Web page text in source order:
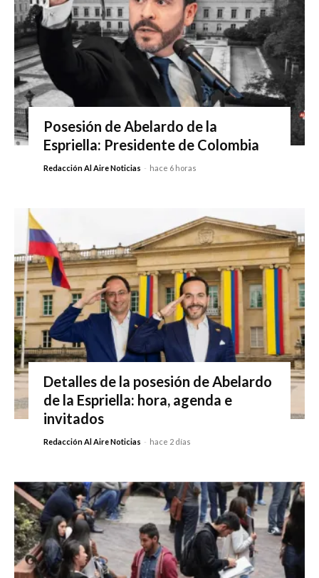
Posesión de Abelardo de la
Espriella: Presidente de Colombia
Redacción Al Aire Noticias - hace 6 horas
Detalles de la posesión de Abelardo
de la Espriella: hora, agenda e
invitados
Redacción Al Aire Noticias - hace 2 días